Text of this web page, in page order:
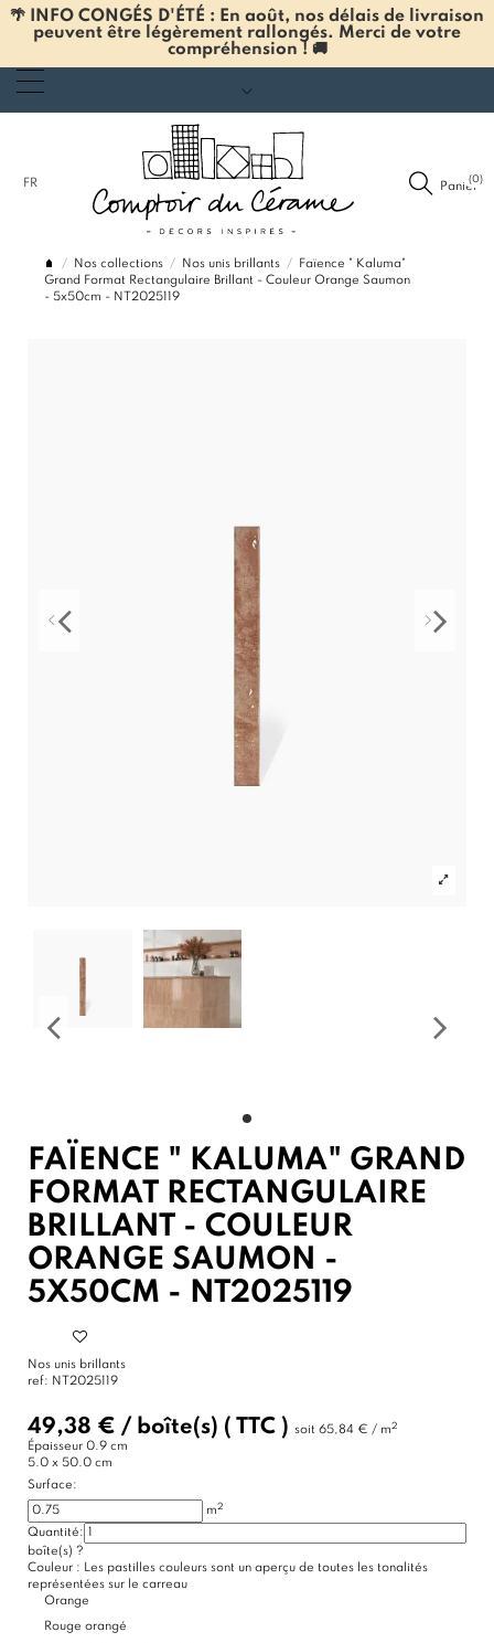
🌴 INFO CONGÉS D'ÉTÉ : En août, nos délais de livraison
peuvent être légèrement rallongés. Merci de votre
compréhension ! 🚚
FR Panier
(0)
Nos collections Nos unis brillants
Faïence " Kaluma"
Grand Format Rectangulaire Brillant - Couleur Orange Saumon
- 5x50cm - NT2025119
FAÏENCE " KALUMA" GRAND
FORMAT RECTANGULAIRE
BRILLANT - COULEUR
ORANGE SAUMON -
5X50CM - NT2025119
Nos unis brillants
ref: NT2025119
49,38 € / boîte(s) ( TTC ) soit 65,84 € / m2
Épaisseur 0.9 cm
5.0 x 50.0 cm
Surface:
m2
Quantité:
boîte(s) ?
Couleur : Les pastilles couleurs sont un aperçu de toutes les tonalités
représentées sur le carreau
Orange
Rouge orangé